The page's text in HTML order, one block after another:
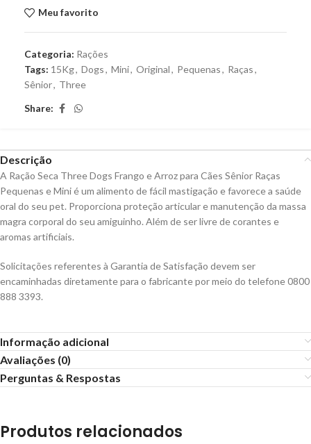
Meu favorito
Categoria: Rações
Tags: 15Kg, Dogs, Mini, Original, Pequenas, Raças,
Sênior, Three
Share:
Descrição
A Ração Seca Three Dogs Frango e Arroz para Cães Sênior Raças
Pequenas e Mini é um alimento de fácil mastigação e favorece a saúde
oral do seu pet. Proporciona proteção articular e manutenção da massa
magra corporal do seu amiguinho. Além de ser livre de corantes e
aromas artificiais.
Solicitações referentes à Garantia de Satisfação devem ser
encaminhadas diretamente para o fabricante por meio do telefone 0800
888 3393.
Informação adicional
Avaliações (0)
Perguntas & Respostas
Produtos relacionados